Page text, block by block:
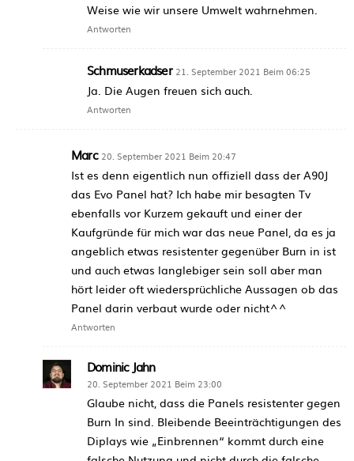
Weise wie wir unsere Umwelt wahrnehmen.
Antworten
Schmuserkadser 21. September 2021 Beim 06:25
Ja. Die Augen freuen sich auch.
Antworten
Marc 20. September 2021 Beim 20:47
Ist es denn eigentlich nun offiziell dass der A90J
das Evo Panel hat? Ich habe mir besagten Tv
ebenfalls vor Kurzem gekauft und einer der
Kaufgründe für mich war das neue Panel, da es ja
angeblich etwas resistenter gegenüber Burn in ist
und auch etwas langlebiger sein soll aber man
hört leider oft wiedersprüchliche Aussagen ob das
Panel darin verbaut wurde oder nicht^^
Antworten
Dominic Jahn
20. September 2021 Beim 23:00
Glaube nicht, dass die Panels resistenter gegen
Burn In sind. Bleibende Beeinträchtigungen des
Diplays wie „Einbrennen“ kommt durch eine